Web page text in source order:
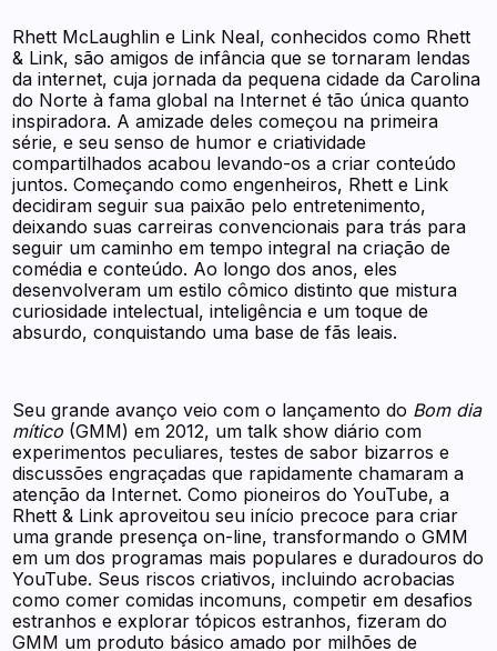
Rhett McLaughlin e Link Neal, conhecidos como Rhett
& Link, são amigos de infância que se tornaram lendas
da internet, cuja jornada da pequena cidade da Carolina
do Norte à fama global na Internet é tão única quanto
inspiradora. A amizade deles começou na primeira
série, e seu senso de humor e criatividade
compartilhados acabou levando-os a criar conteúdo
juntos. Começando como engenheiros, Rhett e Link
decidiram seguir sua paixão pelo entretenimento,
deixando suas carreiras convencionais para trás para
seguir um caminho em tempo integral na criação de
comédia e conteúdo. Ao longo dos anos, eles
desenvolveram um estilo cômico distinto que mistura
curiosidade intelectual, inteligência e um toque de
absurdo, conquistando uma base de fãs leais.
Seu grande avanço veio com o lançamento do Bom dia
mítico (GMM) em 2012, um talk show diário com
experimentos peculiares, testes de sabor bizarros e
discussões engraçadas que rapidamente chamaram a
atenção da Internet. Como pioneiros do YouTube, a
Rhett & Link aproveitou seu início precoce para criar
uma grande presença on-line, transformando o GMM
em um dos programas mais populares e duradouros do
YouTube. Seus riscos criativos, incluindo acrobacias
como comer comidas incomuns, competir em desafios
estranhos e explorar tópicos estranhos, fizeram do
GMM um produto básico amado por milhões de